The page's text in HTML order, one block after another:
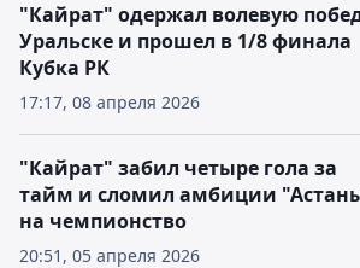
17:17, 08 апреля 2026
"Кайрат" одержал волевую
Уральске и прошел в 1/8 финала
Кубка РК
20:51, 05 апреля 2026
"Кайрат" забил четыре гола за
тайм и сломил амбиции
на чемпионство